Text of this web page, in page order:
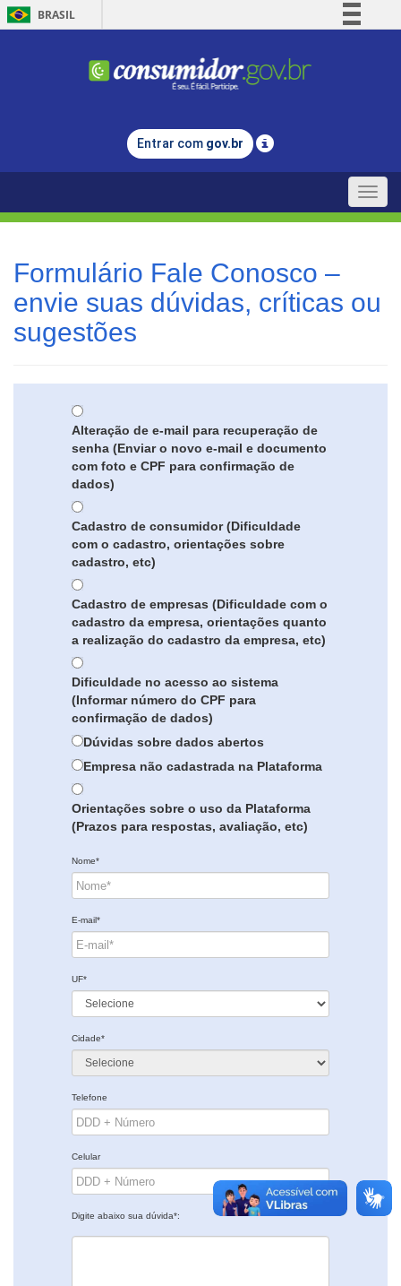
BRASIL
Comunica BR
Legislação
Entrar com gov.br
Toggle
Formulário Fale Conosco –
envie suas dúvidas, críticas ou
sugestões
Alteração de e-mail para recuperação de
senha (Enviar o novo e-mail e documento
com foto e CPF para confirmação de
dados)
Cadastro de consumidor (Dificuldade
com o cadastro, orientações sobre
cadastro, etc)
Cadastro de empresas (Dificuldade com o
cadastro da empresa, orientações quanto
a realização do cadastro da empresa, etc)
Dificuldade no acesso ao sistema
(Informar número do CPF para
confirmação de dados)
Dúvidas sobre dados abertos
Empresa não cadastrada na Plataforma
Orientações sobre o uso da Plataforma
(Prazos para respostas, avaliação, etc)
Nome*
E-mail*
UF*
Cidade*
Telefone
Celular
Digite abaixo sua dúvida*: